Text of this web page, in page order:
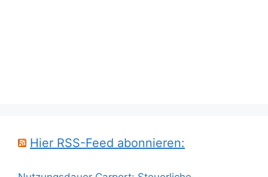
Hier RSS-Feed abonnieren: